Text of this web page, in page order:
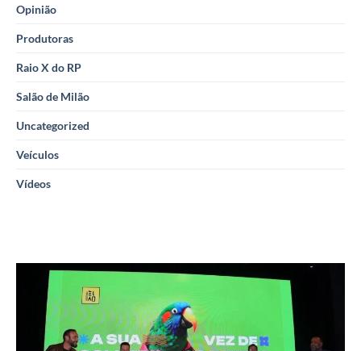
Opinião
Produtoras
Raio X do RP
Salão de Milão
Uncategorized
Veículos
Vídeos